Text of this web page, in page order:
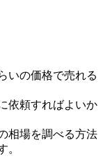
いの価格で売れる
依頼すればよいか
相場を調べる方法
。